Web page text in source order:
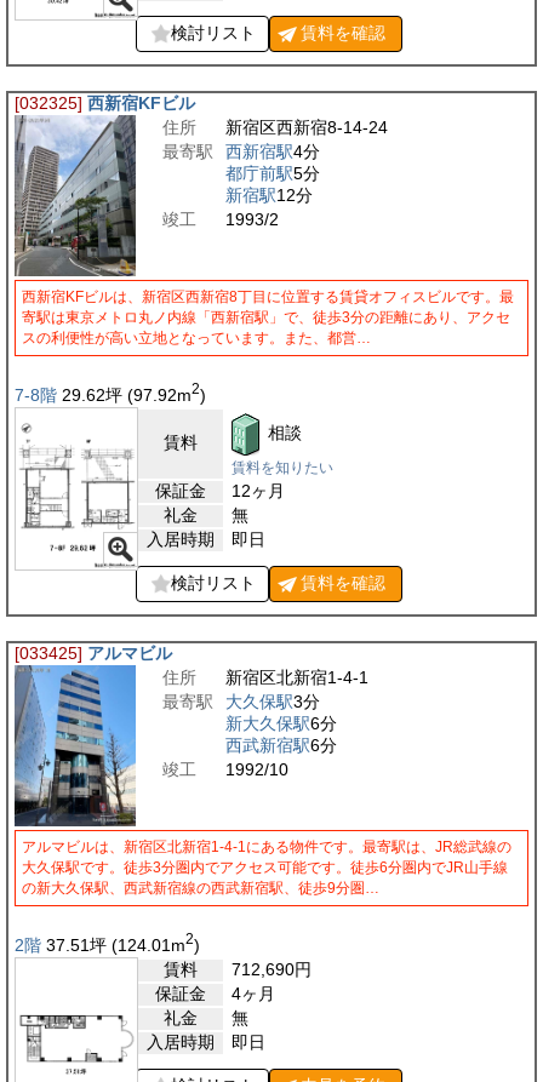
検討リスト 賃料を確認
[032325] 西新宿KFビル
住所
新宿区西新宿8-14-24
最寄駅
西新宿駅4分
都庁前駅5分
新宿駅12分
竣工
1993/2
西新宿KFビルは、新宿区西新宿8丁目に位置する賃貸オフィスビルです。最
寄駅は東京メトロ丸ノ内線「西新宿駅」で、徒歩3分の距離にあり、アクセ
スの利便性が高い立地となっています。また、都営…
7-8階 29.62坪 (97.92m2)
賃料 相談
賃料を知りたい
保証金
12ヶ月
礼金
無
入居時期
即日
検討リスト 賃料を確認
[033425] アルマビル
住所
新宿区北新宿1-4-1
最寄駅
大久保駅3分
新大久保駅6分
西武新宿駅6分
竣工
1992/10
アルマビルは、新宿区北新宿1-4-1にある物件です。最寄駅は、JR総武線の
大久保駅です。徒歩3分圏内でアクセス可能です。徒歩6分圏内でJR山手線
の新大久保駅、西武新宿線の西武新宿駅、徒歩9分圏…
2階 37.51坪 (124.01 m2)
賃料
712,690円
保証金
4ヶ月
礼金
無
入居時期
即日